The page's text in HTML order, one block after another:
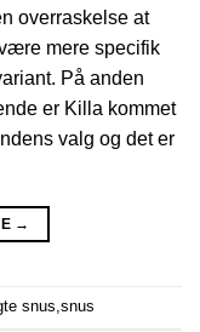
overraskelse at
mere specifik
På anden
er Killa kommet
valg og det er
→
snus snus